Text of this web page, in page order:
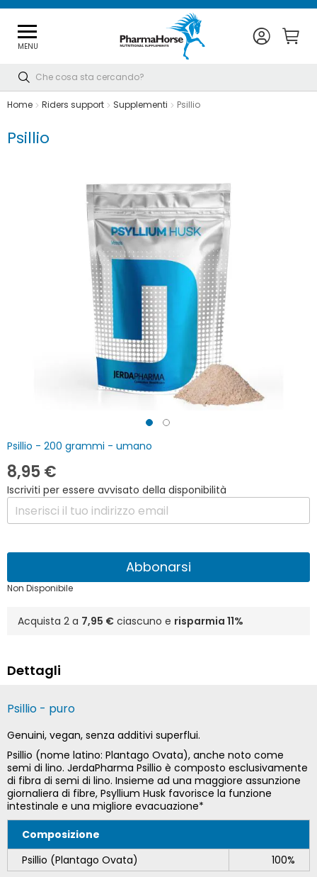
MENU
Cerca
Home Riders support Supplementi Psillio
Psillio
Psillio - 200 grammi - umano
8,95 €
Iscriviti per essere avvisato della disponibilità
Abbonarsi
Non Disponibile
Acquista 2 a 7,95 € ciascuno e risparmia 11%
Vai
all'inizio
della
galleria
di
immagini
Dettagli
Psillio - puro
Genuini, vegan, senza additivi superflui.
Psillio (nome latino: Plantago Ovata), anche noto come
semi di lino. JerdaPharma Psillio è composto esclusivamente
di fibra di semi di lino. Insieme ad una maggiore assunzione
giornaliera di fibre, Psyllium Husk favorisce la funzione
intestinale e una migliore evacuazione*
Composizione
Psillio (Plantago Ovata)
100%